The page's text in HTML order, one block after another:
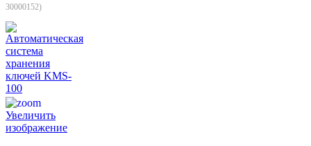
30000152)
Увеличить
изображение